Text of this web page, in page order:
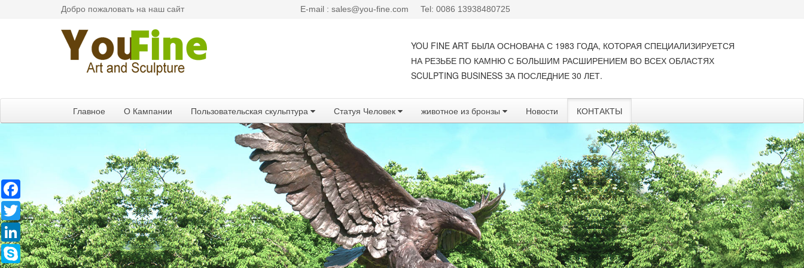
Добро пожаловать на наш сайт E-mail : sales@you-fine.com Tel: 0086 13938480725
YOU FINE ART БЫЛА ОСНОВАНА С 1983 ГОДА, КОТОРАЯ СПЕЦИАЛИЗИРУЕТСЯ
НА РЕЗЬБЕ ПО КАМНЮ С БОЛЬШИМ РАСШИРЕНИЕМ ВО ВСЕХ ОБЛАСТЯХ
SCULPTING BUSINESS ЗА ПОСЛЕДНИЕ 30 ЛЕТ.
Главное О Кампании Пользовательская скульптура Статуя Человек животное из бронзы Новости КОНТАКТЫ
Twitter
LinkedIn
Skype